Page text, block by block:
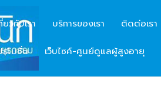
ยวกับเรา บริการของเรา ติดต่อเรา
รโมชั่น เว็บไซค์-ศูนย์ดูแลผู้สูงอายุ